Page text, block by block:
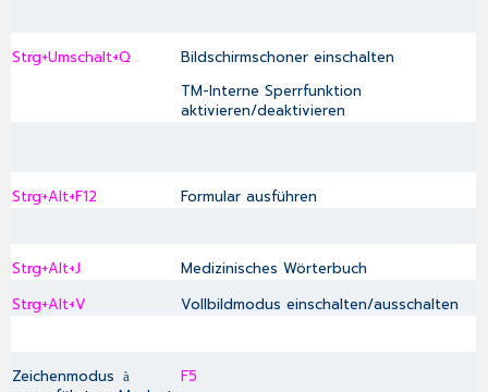
Strg+Umschalt+Q
Bildschirmschoner einschalten
TM-Interne Sperrfunktion
aktivieren/deaktivieren
Strg+Alt+F12 Formular ausführen
Strg+Alt+J
Medizinisches Wörterbuch
Strg+Alt+V
Vollbildmodus einschalten/ausschalten
Zeichenmodus à F5